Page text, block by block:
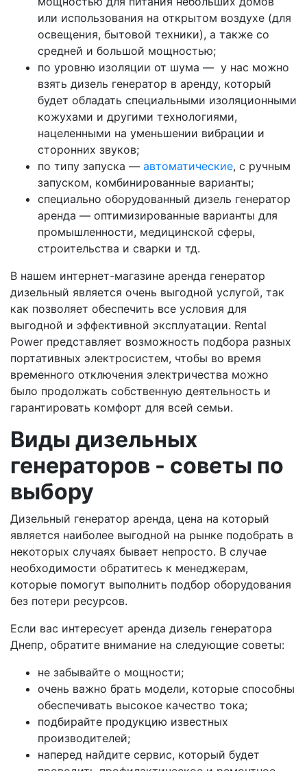
или использования на открытом воздухе (для
освещения, бытовой техники), а также со
средней и большой мощностью;
по уровню изоляции от шума — у нас можно
взять дизель генератор в аренду, который
будет обладать специальными изоляционными
кожухами и другими технологиями,
нацеленными на уменьшении вибрации и
сторонних звуков;
по типу запуска — автоматические, с ручным
запуском, комбинированные варианты;
специально оборудованный дизель генератор
аренда — оптимизированные варианты для
промышленности, медицинской сферы,
строительства и сварки и тд.
В нашем интернет-магазине аренда генератор
дизельный является очень выгодной услугой, так
как позволяет обеспечить все условия для
выгодной и эффективной эксплуатации. Rental
Power представляет возможность подбора разных
портативных электросистем, чтобы во время
временного отключения электричества можно
было продолжать собственную деятельность и
гарантировать комфорт для всей семьи.
Виды дизельных
генераторов - советы по
выбору
Дизельный генератор аренда, цена на который
является наиболее выгодной на рынке подобрать в
некоторых случаях бывает непросто. В случае
необходимости обратитесь к менеджерам,
которые помогут выполнить подбор оборудования
без потери ресурсов.
Если вас интересует аренда дизель генератора
Днепр, обратите внимание на следующие советы:
не забывайте о мощности;
очень важно брать модели, которые способны
обеспечивать высокое качество тока;
подбирайте продукцию известных
производителей;
наперед найдите сервис, который будет